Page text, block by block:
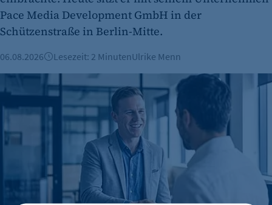
Pace Media Development GmbH in der
Schützenstraße in Berlin-Mitte.
06.08.2026 Lesezeit: 2 MinutenUlrike Menn
Mittel und Wege für Förderungen und Finanzierungen